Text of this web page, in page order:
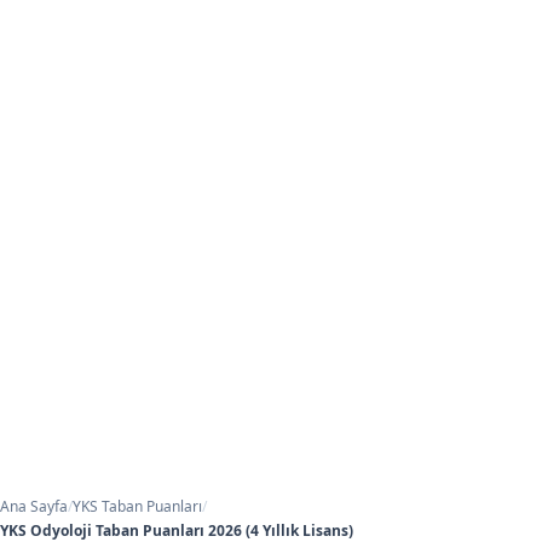
Ana Sayfa/YKS Taban Puanları/
YKS Odyoloji Taban Puanları 2026 (4 Yıllık Lisans)